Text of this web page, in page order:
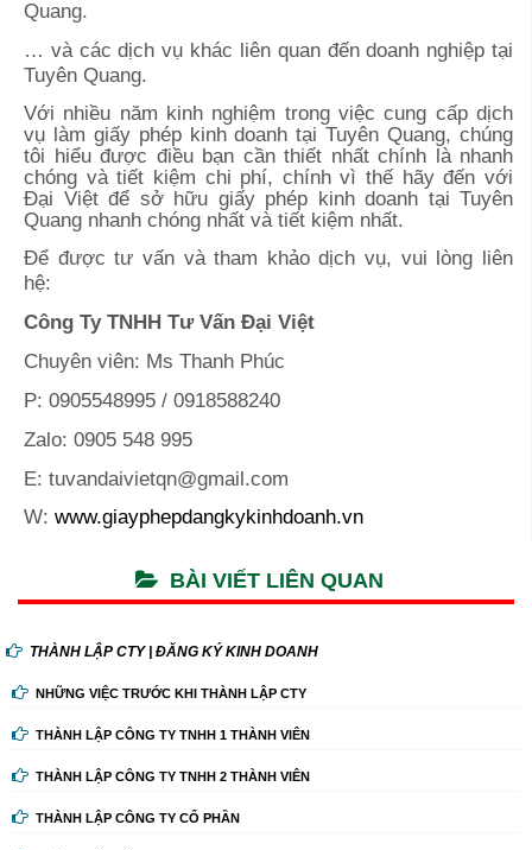
Quang.
… và các dịch vụ khác liên quan đến doanh nghiệp tại
Tuyên Quang.
Với nhiều năm kinh nghiệm trong việc cung cấp dịch
vụ làm giấy phép kinh doanh tại Tuyên Quang, chúng
tôi hiểu được điều bạn cần thiết nhất chính là nhanh
chóng và tiết kiệm chi phí, chính vì thế hãy đến với
Đại Việt để sở hữu giấy phép kinh doanh tại Tuyên
Quang nhanh chóng nhất và tiết kiệm nhất.
Để được tư vấn và tham khảo dịch vụ, vui lòng liên
hệ:
Công Ty TNHH Tư Vấn Đại Việt
Chuyên viên: Ms Thanh Phúc
P: 0905548995 / 0918588240
Zalo: 0905 548 995
E: tuvandaivietqn@gmail.com
W: www.giayphepdangkykinhdoanh.vn
BÀI VIẾT LIÊN QUAN
THÀNH LẬP CTY | ĐĂNG KÝ KINH DOANH
NHỮNG VIỆC TRƯỚC KHI THÀNH LẬP CTY
THÀNH LẬP CÔNG TY TNHH 1 THÀNH VIÊN
THÀNH LẬP CÔNG TY TNHH 2 THÀNH VIÊN
THÀNH LẬP CÔNG TY CỔ PHẦN